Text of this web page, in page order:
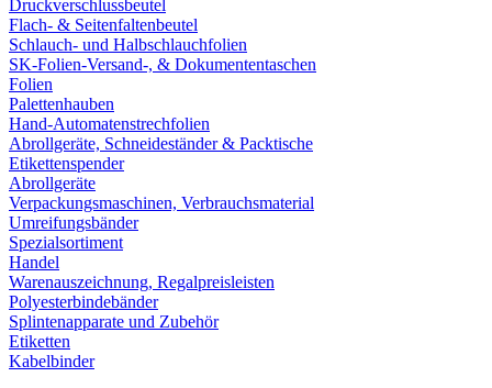
Druckverschlussbeutel
Flach- & Seitenfaltenbeutel
Schlauch- und Halbschlauchfolien
SK-Folien-Versand-, & Dokumententaschen
Folien
Palettenhauben
Hand-Automatenstrechfolien
Abrollgeräte, Schneideständer & Packtische
Etikettenspender
Abrollgeräte
Verpackungsmaschinen, Verbrauchsmaterial
Umreifungsbänder
Spezialsortiment
Handel
Warenauszeichnung, Regalpreisleisten
Polyesterbindebänder
Splintenapparate und Zubehör
Etiketten
Kabelbinder